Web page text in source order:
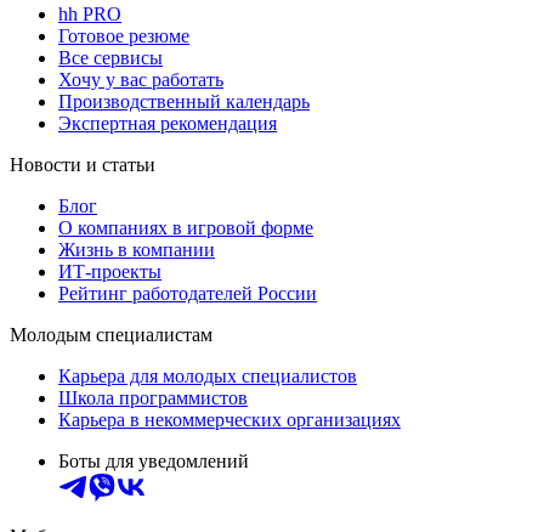
hh PRO
Готовое резюме
Все сервисы
Хочу у вас работать
Производственный календарь
Экспертная рекомендация
Новости и статьи
Блог
О компаниях в игровой форме
Жизнь в компании
ИТ-проекты
Рейтинг работодателей России
Молодым специалистам
Карьера для молодых специалистов
Школа программистов
Карьера в некоммерческих организациях
Боты для уведомлений